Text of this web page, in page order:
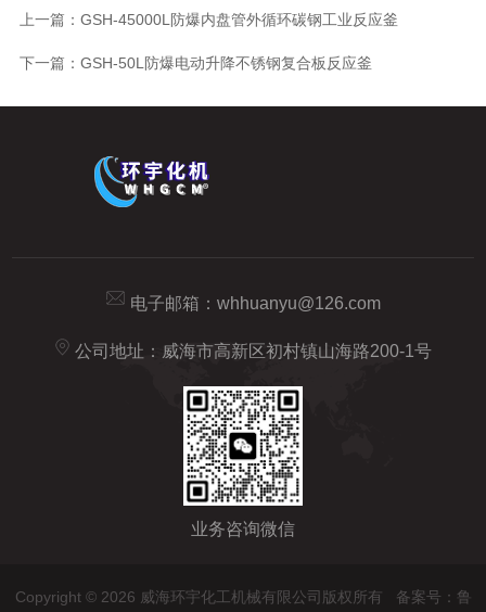
上一篇： GSH-45000L防爆内盘管外循环碳钢工业反应釜
下一篇： GSH-50L防爆电动升降不锈钢复合板反应釜
电子邮箱： whhuanyu@126.com
公司地址：威海市高新区初村镇山海路200-1号
业务咨询微信
Copyright © 2026 威海环宇化工机械有限公司版权所有 备案号：鲁